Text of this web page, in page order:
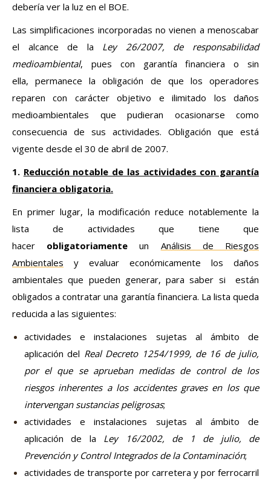
debería ver la luz en el BOE.
Las simplificaciones incorporadas no vienen a menoscabar
el alcance de la Ley 26/2007, de responsabilidad
medioambiental, pues con garantía financiera o sin
ella, permanece la obligación de que los operadores
reparen con carácter objetivo e ilimitado los daños
medioambientales que pudieran ocasionarse como
consecuencia de sus actividades. Obligación que está
vigente desde el 30 de abril de 2007.
1. Reducción notable de las actividades con garantía
financiera obligatoria.
En primer lugar, la modificación reduce notablemente la
lista de actividades que tiene que
hacer obligatoriamente un Análisis de Riesgos
Ambientales y evaluar económicamente los daños
ambientales que pueden generar, para saber si están
obligados a contratar una garantía financiera. La lista queda
reducida a las siguientes:
actividades e instalaciones sujetas al ámbito de
aplicación del Real Decreto 1254/1999, de 16 de julio,
por el que se aprueban medidas de control de los
riesgos inherentes a los accidentes graves en los que
intervengan sustancias peligrosas;
actividades e instalaciones sujetas al ámbito de
aplicación de la Ley 16/2002, de 1 de julio, de
Prevención y Control Integrados de la Contaminación;
actividades de transporte por carretera y por ferrocarril